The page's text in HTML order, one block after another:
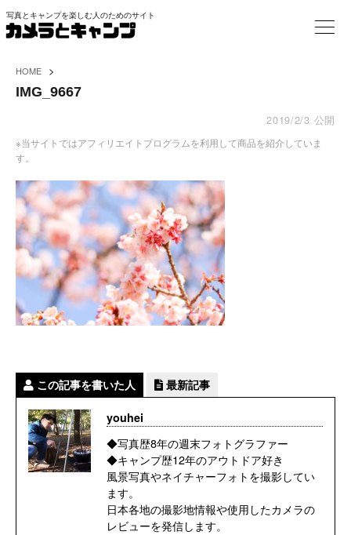
写真とキャンプを楽しむ人のためのサイト
HOME >
IMG_9667
2019/2/3 公開
※当サイトではアフィリエイトプログラムを利用して商品を紹介していま
す。
この記事を書いた人 最新記事
youhei
◆写真歴8年の週末フォトグラファー
◆キャンプ歴12年のアウトドア好き
風景写真やネイチャーフォトを撮影してい
ます。
日本各地の撮影地情報や使用したカメラの
レビューを発信します。